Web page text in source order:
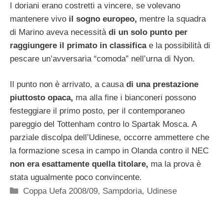
I doriani erano costretti a vincere, se volevano
mantenere vivo il sogno europeo, mentre la squadra
di Marino aveva necessità di un solo punto per
raggiungere il primato in classificae la possibilità di
pescare un’avversaria “comoda” nell’urna di Nyon.
Il punto non è arrivato, a causa di una prestazione
piuttosto opaca, ma alla fine i bianconeri possono
festeggiare il primo posto, per il contemporaneo
pareggio del Tottenham contro lo Spartak Mosca. A
parziale discolpa dell’Udinese, occorre ammettere che
la formazione scesa in campo in Olanda contro il NEC
non era esattamente quella titolare, ma la prova è
stata ugualmente poco convincente.
Categorie
Coppa Uefa 2008/09, Sampdoria, Udinese